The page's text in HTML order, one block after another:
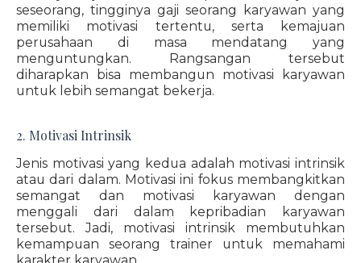
seseorang, tingginya gaji seorang karyawan yang
memiliki motivasi tertentu, serta kemajuan
perusahaan di masa mendatang yang
menguntungkan. Rangsangan tersebut
diharapkan bisa membangun motivasi karyawan
untuk lebih semangat bekerja.
2. Motivasi Intrinsik
Jenis motivasi yang kedua adalah motivasi intrinsik
atau dari dalam. Motivasi ini fokus membangkitkan
semangat dan motivasi karyawan dengan
menggali dari dalam kepribadian karyawan
tersebut. Jadi, motivasi intrinsik membutuhkan
kemampuan seorang trainer untuk memahami